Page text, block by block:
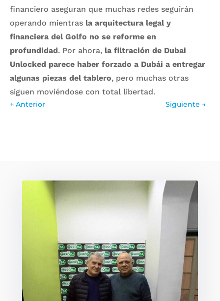
financiero aseguran que muchas redes seguirán
operando mientras la arquitectura legal y
financiera del Golfo no se reforme en
profundidad. Por ahora, la filtración de Dubai
Unlocked parece haber forzado a Dubái a entregar
algunas piezas del tablero, pero muchas otras
siguen moviéndose con total libertad.
← Anterior Siguiente →